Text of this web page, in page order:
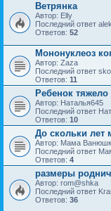
Ветрянка
Автор: Elly
Последний ответ
Ответов: 52
Мононуклеоз
Автор: Zaza
Последний ответ
Ответов: 11
Ребенок
Автор: Наталья645
Последний ответ
Ответов: 10
До скольки
Автор: Мама
Последний ответ
Ответов: 4
размеры
Автор: rom@shka
Последний ответ
Ответов: 36